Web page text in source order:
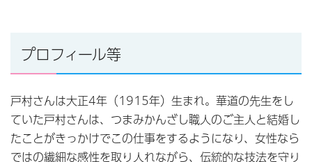
プロフィール等
戸村さんは大正4年（1915年）生まれ。華道の先生をし
ていた戸村さんは、つまみかんざし職人のご主人と結婚し
たことがきっかけでこの仕事をするようになり、女性なら
ではの繊細な感性を取り人れながら、伝統的な技法を守り